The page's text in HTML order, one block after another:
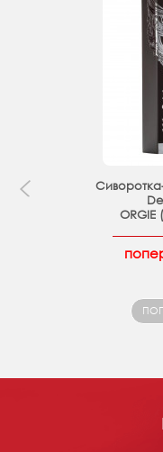
ORGIE